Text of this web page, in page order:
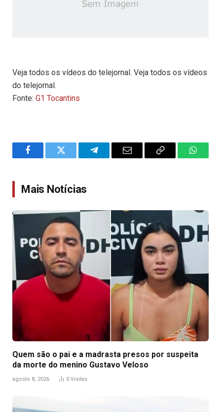
Veja todos os vídeos do telejornal. Veja todos os vídeos
do telejornal.
Fonte: G1 Tocantins
FacebookTwitter TelegramEmail
Copy
Mais Notícias
Quem são o pai e a madrasta presos por suspeita
da morte do menino Gustavo Veloso
agosto 8, 2026 0 Visitas